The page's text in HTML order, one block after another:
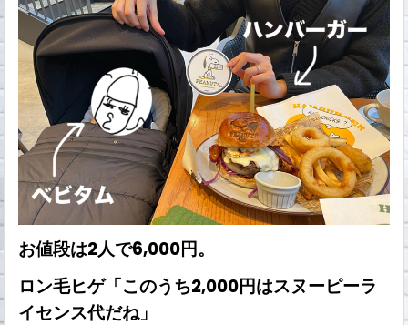
お値段は2人で6,000円。
ロン毛ヒゲ「このうち2,000円はスヌーピーラ
イセンス代だね」